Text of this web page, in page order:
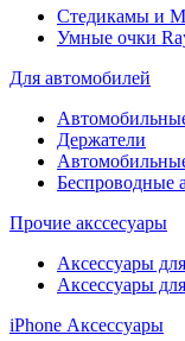
Стедикамы и
Умные очки
Для автомобилей
Держатели
Беспроводные
Прочие акссесуары
Аксессуары
Аксессуары
iPhone Аксессуары